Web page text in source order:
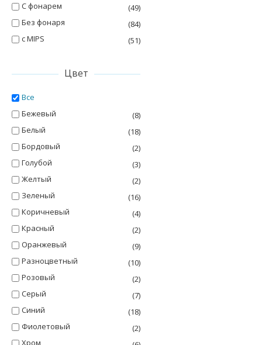
С фонарем
(49)
Без фонаря
(84)
с MIPS
(51)
Цвет
Все
Бежевый
(8)
Белый
(18)
Бордовый
(2)
Голубой
(3)
Желтый
(2)
Зеленый
(16)
Коричневый
(4)
Красный
(2)
Оранжевый
(9)
Разноцветный
(10)
Розовый
(2)
Серый
(7)
Синий
(18)
Фиолетовый
(2)